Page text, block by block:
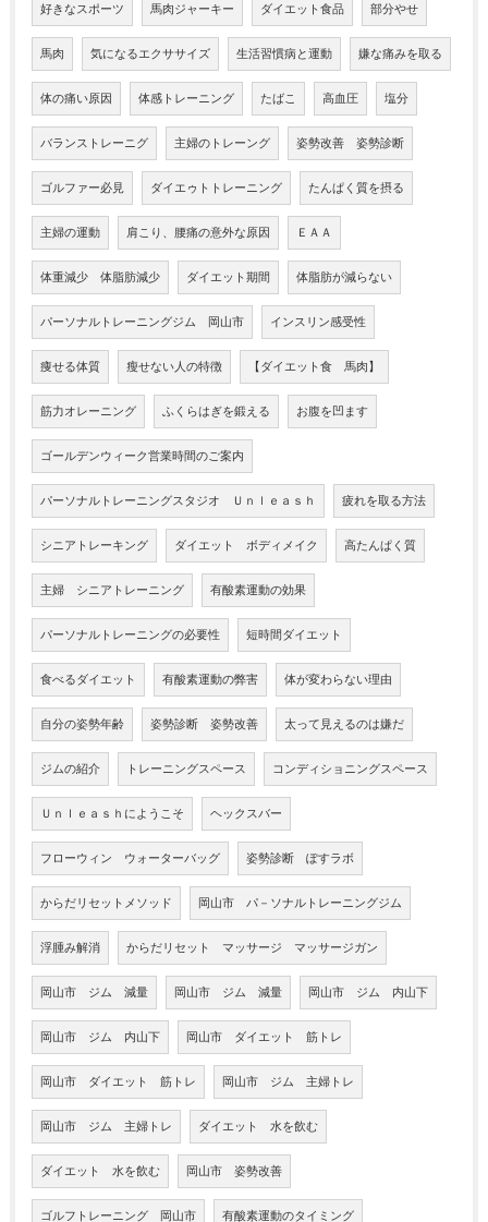
好きなスポーツ 馬肉ジャーキー ダイエット食品 部分やせ
馬肉 気になるエクササイズ 生活習慣病と運動 嫌な痛みを取る
体の痛い原因 体感トレーニング たばこ 高血圧 塩分
バランストレーニグ 主婦のトレーング 姿勢改善 姿勢診断
ゴルファー必見 ダイエゥトトレーニング たんぱく質を摂る
主婦の運動 肩こり、腰痛の意外な原因 ＥＡＡ
体重減少 体脂肪減少 ダイエット期間 体脂肪が減らない
パーソナルトレーニングジム 岡山市 インスリン感受性
痩せる体質 瘦せない人の特徴 【ダイエット食 馬肉】
筋力オレーニング ふくらはぎを鍛える お腹を凹ます
ゴールデンウィーク営業時間のご案内
パーソナルトレーニングスタジオ Ｕｎｌｅａｓｈ 疲れを取る方法
シニアトレーキング ダイエット ボディメイク 高たんぱく質
主婦 シニアトレーニング 有酸素運動の効果
パーソナルトレーニングの必要性 短時間ダイエット
食べるダイエット 有酸素運動の弊害 体が変わらない理由
自分の姿勢年齢 姿勢診断 姿勢改善 太って見えるのは嫌だ
ジムの紹介 トレーニングスペース コンディショニングスペース
Ｕｎｌｅａｓｈにようこそ ヘックスバー
フローウィン ウォーターバッグ 姿勢診断 ぽすラボ
からだリセットメソッド 岡山市 パ－ソナルトレーニングジム
浮腫み解消 からだリセット マッサージ マッサージガン
岡山市 ジム 減量 岡山市 ジム 減量 岡山市 ジム 内山下
岡山市 ジム 内山下 岡山市 ダイエット 筋トレ
岡山市 ダイエット 筋トレ 岡山市 ジム 主婦トレ
岡山市 ジム 主婦トレ ダイエット 水を飲む
ダイエット 水を飲む 岡山市 姿勢改善
ゴルフトレーニング 岡山市 有酸素運動のタイミング